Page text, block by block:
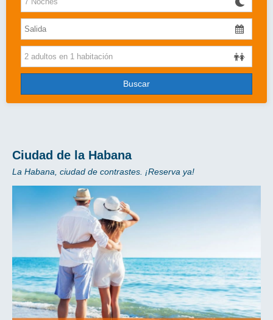
Caribe
Bahia Principe
Cruceros
Grandes Viajes
Más..
Disney
Entradas/Ocio
Buscar
Ciudad de la Habana
La Habana, ciudad de contrastes. ¡Reserva ya!